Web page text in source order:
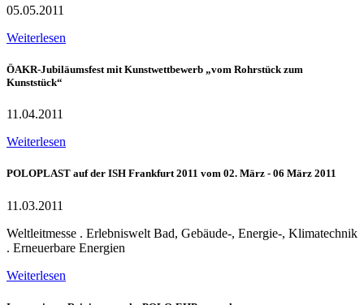
05.05.2011
Weiterlesen
ÖAKR-Jubiläumsfest mit Kunstwettbewerb „vom Rohrstück zum
Kunststück“
11.04.2011
Weiterlesen
POLOPLAST auf der ISH Frankfurt 2011 vom 02. März - 06 März 2011
11.03.2011
Weltleitmesse . Erlebniswelt Bad, Gebäude-, Energie-, Klimatechnik
. Erneuerbare Energien
Weiterlesen